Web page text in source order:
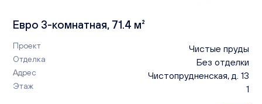
Евро 3-комнатная, 71.4 м²
Проект Чистые пруды
Отделка Без отделки
Адрес Чистопрудненская, д. 13
Этаж 1